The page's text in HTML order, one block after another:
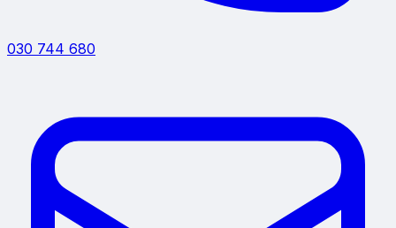
030 744 680